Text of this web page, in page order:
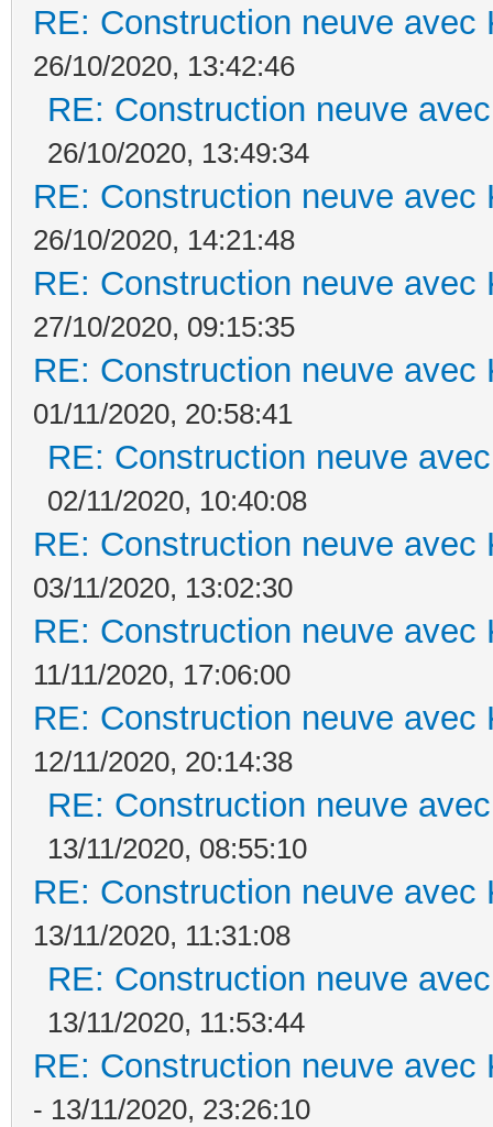
RE: Construction neuve avec
26/10/2020, 13:42:46
RE: Construction neuve
26/10/2020, 13:49:34
RE: Construction neuve avec
26/10/2020, 14:21:48
RE: Construction neuve avec
27/10/2020, 09:15:35
RE: Construction neuve avec
01/11/2020, 20:58:41
RE: Construction neuve
02/11/2020, 10:40:08
RE: Construction neuve avec
03/11/2020, 13:02:30
RE: Construction neuve avec
11/11/2020, 17:06:00
RE: Construction neuve avec
12/11/2020, 20:14:38
RE: Construction neuve
13/11/2020, 08:55:10
RE: Construction neuve avec
13/11/2020, 11:31:08
RE: Construction neuve
13/11/2020, 11:53:44
RE: Construction neuve avec
- 13/11/2020, 23:26:10